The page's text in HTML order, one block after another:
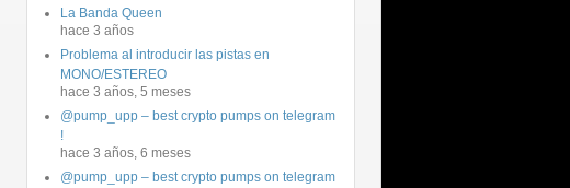
La Banda Queen
hace 3 años
Problema al introducir las pistas en
MONO/ESTEREO
hace 3 años, 5 meses
@pump_upp – best crypto pumps on telegram
!
hace 3 años, 6 meses
@pump_upp – best crypto pumps on telegram